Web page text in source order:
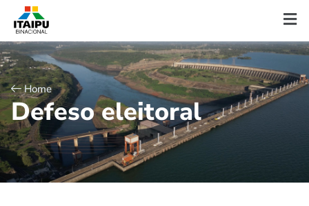
Home
Defeso eleitoral